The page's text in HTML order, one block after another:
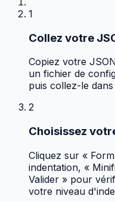
1
Collez votre
Copiez votre
un fichier de
puis collez-le
2
Choisissez
Cliquez sur «
indentation, «
Valider » pour
votre niveau